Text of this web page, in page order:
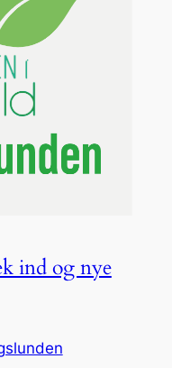
ind og nye